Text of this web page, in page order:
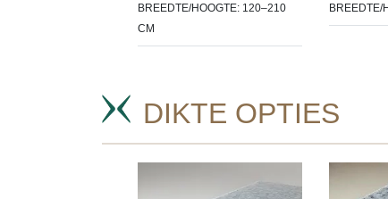
BREEDTE/HOOGTE: 120–210
CM
BREEDTE/
DIKTE OPTIES